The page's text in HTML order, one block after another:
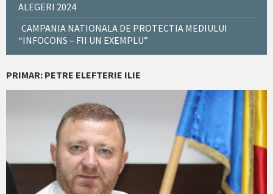
ALEGERI 2024
CAMPANIA NATIONALA DE PROTECTIA MEDIULUI
“INFOCONS – FII UN EXEMPLU”
PRIMAR: PETRE ELEFTERIE ILIE